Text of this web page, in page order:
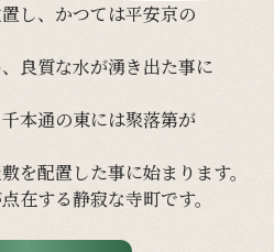
し、 かつては平安京の
良質な水が湧き出た事に
千本通の東には聚落第が
を配置した事に始まります。
点在する静寂な寺町です。